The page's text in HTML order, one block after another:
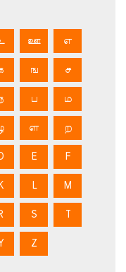
ஊ எ
ங ச
ப ம
ள ற
D E F
K L M
S T
Z